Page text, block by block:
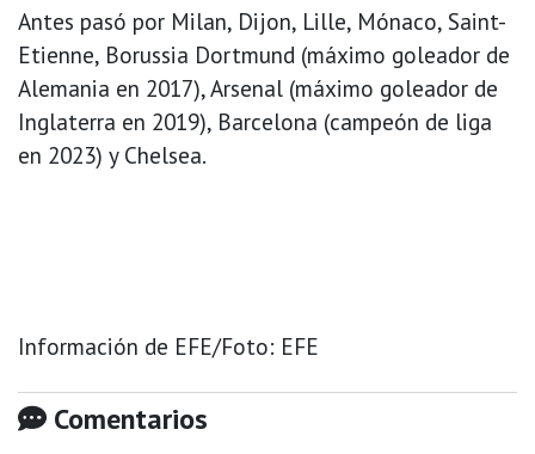
Antes pasó por Milan, Dijon, Lille, Mónaco, Saint-
Etienne, Borussia Dortmund (máximo goleador de
Alemania en 2017), Arsenal (máximo goleador de
Inglaterra en 2019), Barcelona (campeón de liga
en 2023) y Chelsea.
Información de EFE/Foto: EFE
Comentarios